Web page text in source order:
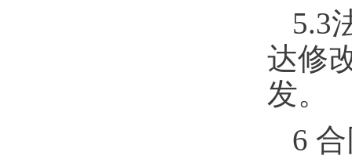
5.3
达修
发。
6